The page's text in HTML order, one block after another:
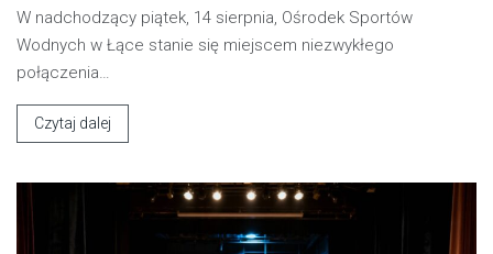
W nadchodzący piątek, 14 sierpnia, Ośrodek Sportów
Wodnych w Łące stanie się miejscem niezwykłego
połączenia…
Czytaj dalej